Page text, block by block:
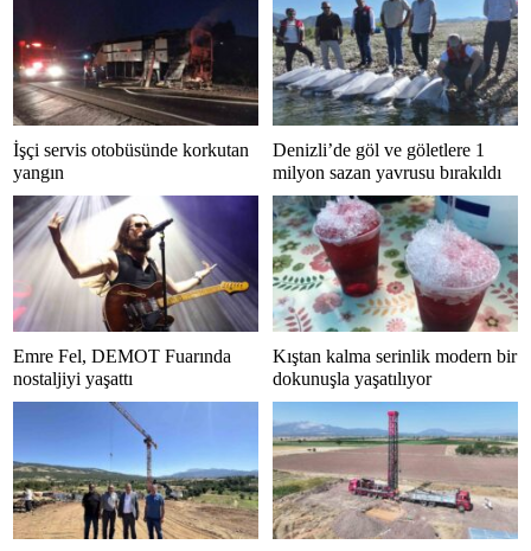
İşçi servis otobüsünde korkutan
yangın
Denizli’de göl ve göletlere 1
milyon sazan yavrusu bırakıldı
Emre Fel, DEMOT Fuarında
nostaljiyi yaşattı
Kıştan kalma serinlik modern bir
dokunuşla yaşatılıyor